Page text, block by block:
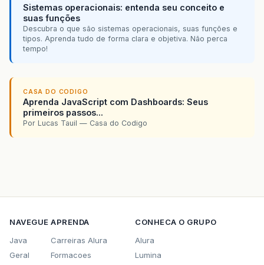
Sistemas operacionais: entenda seu conceito e
suas funções
Descubra o que são sistemas operacionais, suas funções e
tipos. Aprenda tudo de forma clara e objetiva. Não perca
tempo!
CASA DO CODIGO
Aprenda JavaScript com Dashboards: Seus
primeiros passos...
Por Lucas Tauil — Casa do Codigo
NAVEGUE
Java
Geral
APRENDA
Carreiras Alura
Formacoes
CONHECA O GRUPO
Alura
Lumina